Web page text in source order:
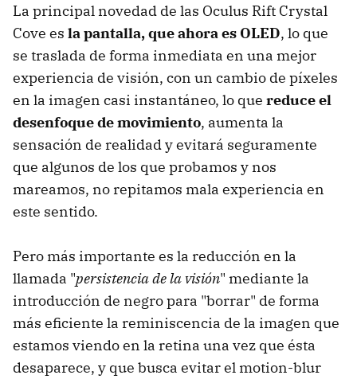
La principal novedad de las Oculus Rift Crystal
Cove es la pantalla, que ahora es OLED, lo que
se traslada de forma inmediata en una mejor
experiencia de visión, con un cambio de píxeles
en la imagen casi instantáneo, lo que reduce el
desenfoque de movimiento, aumenta la
sensación de realidad y evitará seguramente
que algunos de los que probamos y nos
mareamos, no repitamos mala experiencia en
este sentido.
Pero más importante es la reducción en la
llamada "persistencia de la visión" mediante la
introducción de negro para "borrar" de forma
más eficiente la reminiscencia de la imagen que
estamos viendo en la retina una vez que ésta
desaparece, y que busca evitar el motion-blur